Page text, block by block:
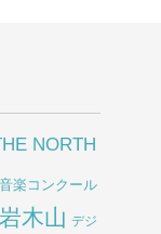
NORTH
楽コンクール
木山 デジ